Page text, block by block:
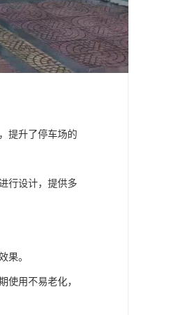
提升了停车场的
行设计，提供多
果。
使用不易老化，